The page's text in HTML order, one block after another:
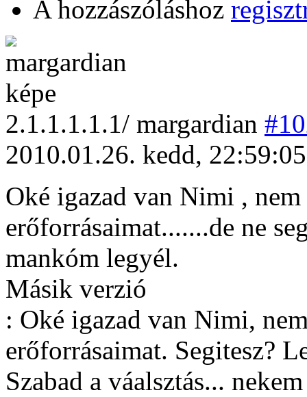
A hozzászóláshoz
2.1.1.1.1.1/ margardian
2010.01.26. kedd, 22:59:05
Oké igazad van Nimi ,
erőforrásaimat.......de ne
mankóm legyél.
Másik verzió
: Oké igazad van Nimi,
erőforrásaimat. Segitesz?
Szabad a váalsztás...